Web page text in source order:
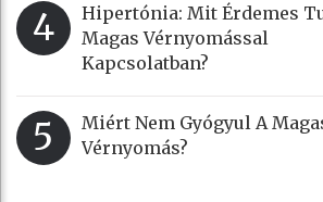
4
Hipertónia: Mit Érdemes
Magas Vérnyomással
Kapcsolatban?
5
Miért Nem Gyógyul A
Vérnyomás?